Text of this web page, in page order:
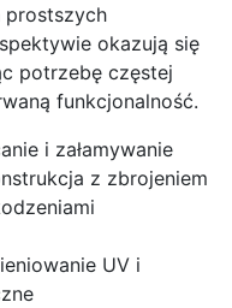
okazują się
potrzebę częstej
funkcjonalność.
i załamywanie
z zbrojeniem
UV i